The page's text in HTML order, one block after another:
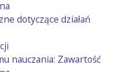
dotyczące działań
nauczania: Zawartość